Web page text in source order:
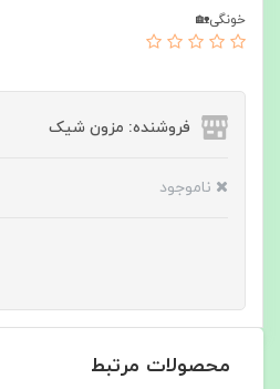
خونگی🏡
فروشنده: مزون شیک
ناموجود
محصولات مرتبط